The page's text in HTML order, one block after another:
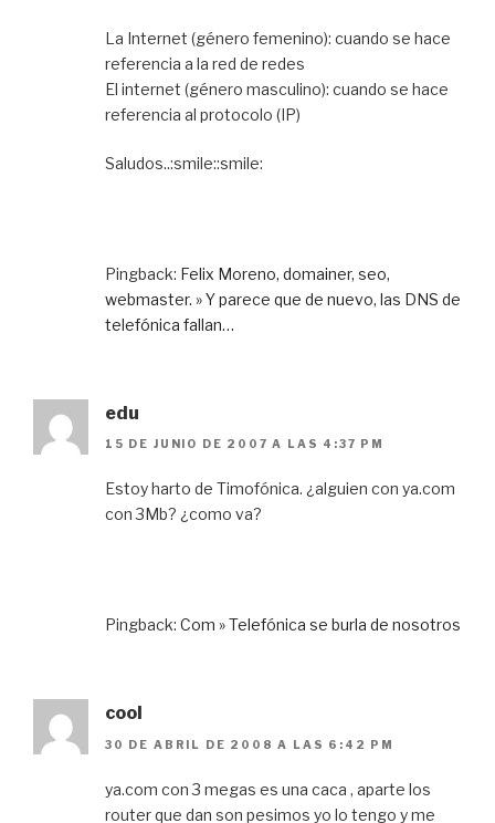
La Internet (género femenino): cuando se hace
referencia a la red de redes
El internet (género masculino): cuando se hace
referencia al protocolo (IP)
Saludos..:smile::smile:
Pingback: Felix Moreno, domainer, seo,
webmaster. » Y parece que de nuevo, las DNS de
telefónica fallan…
edu
15 DE JUNIO DE 2007 A LAS 4:37 PM
Estoy harto de Timofónica. ¿alguien con ya.com
con 3Mb? ¿como va?
Pingback: Com » Telefónica se burla de nosotros
cool
30 DE ABRIL DE 2008 A LAS 6:42 PM
ya.com con 3 megas es una caca , aparte los
router que dan son pesimos yo lo tengo y me